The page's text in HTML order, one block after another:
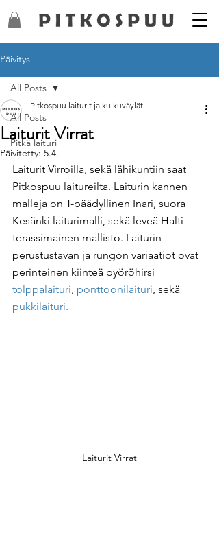
Päivitys
All Posts
Pitkä laituri
All Posts
Laiturit Virrat
Pitkospuu laiturit ja kulkuväylät
Päivitetty: 5.4.
Laiturit Virroilla, sekä lähikuntiin saat
Pitkospuu laitureilta. Laiturin kannen
malleja on T-päädyllinen Inari, suora
Kesänki laiturimalli, sekä leveä Halti
terassimainen mallisto. Laiturin
perustustavan ja rungon variaatiot ovat
perinteinen kiinteä pyöröhirsi
tolppalaituri, ponttoonilaituri, sekä
pukkilaituri.
Laiturit Virrat